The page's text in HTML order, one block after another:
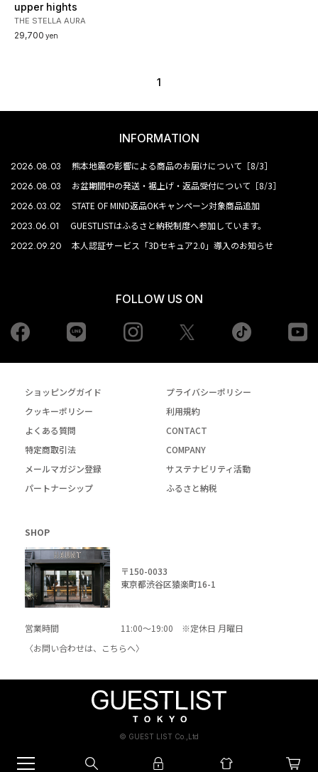
upper hights
THE STELLA AURA
29,700 yen
1
INFORMATION
2026.08.03 熊本地震の影響による商品のお届けについて［8/3］
2026.08.03 お盆期間中の発送・裾上げ・返品受付について［8/3］
2026.03.02 STATE OF MIND返品OKキャンペーン対象商品追加
2023.06.01 GUESTLISTはふるさと納税制度へ参加しています。
2022.09.20 本人認証サービス「3Dセキュア2.0」導入のお知らせ
FOLLOW US ON
Facebook Instagram tiktok
ショッピングガイド
プライバシーポリシー
クッキーポリシー
利用規約
よくある質問
CONTACT
特定商取引法
COMPANY
メールマガジン登録
サステナビリティ活動
パートナーシップ
ふるさと納税
SHOP
〒150-0033
東京都渋谷区猿楽町16-1
営業時間
11:00～19:00 ※定休日 月曜日
〈お問い合わせは、
こちらへ〉
© GUEST LIST Co.,Ltd